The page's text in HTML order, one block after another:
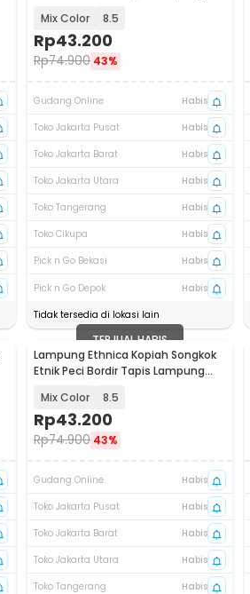
Mix Color 8.5
Rp43.200
Rp74.900 43%
Gudang Online
Habis
Toko Jakarta Pusat
Habis
Toko Jakarta Barat
Habis
Toko Jakarta Utara
Habis
Toko Tangerang
Habis
Toko Cikupa
Habis
Pick n Go Bekasi
Habis
Pick n Go Depok
Habis
Tidak tersedia di lokasi lain
TERJUAL HABIS
Lampung Ethnica Kopiah Songkok
Etnik Peci Bordir Tapis Lampung
Mix Color 8.5
Rp43.200
Rp74.900 43%
Gudang Online
Habis
Toko Jakarta Pusat
Habis
Toko Jakarta Barat
Habis
Toko Jakarta Utara
Habis
Toko Tangerang
Habis